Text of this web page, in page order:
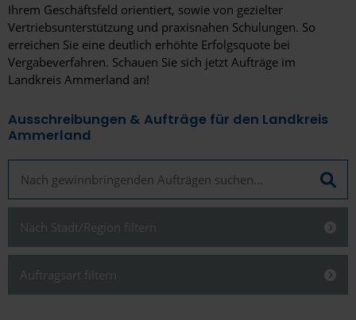
Ihrem Geschäftsfeld orientiert, sowie von gezielter
Vertriebsunterstützung und praxisnahen Schulungen. So
erreichen Sie eine deutlich erhöhte Erfolgsquote bei
Vergabeverfahren. Schauen Sie sich jetzt Aufträge im
Landkreis Ammerland an!
Ausschreibungen & Aufträge für den Landkreis
Ammerland
Nach Stadt/Region filtern
Auftragsart filtern